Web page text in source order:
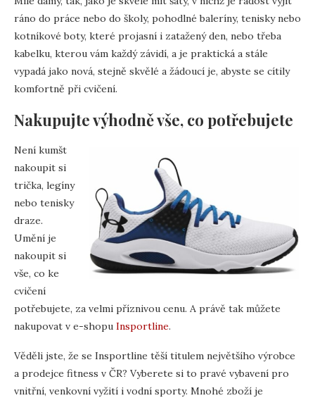
ráno do práce nebo do školy, pohodlné baleríny, tenisky nebo
kotníkové boty, které projasní i zatažený den, nebo třeba
kabelku, kterou vám každý závidí, a je praktická a stále
vypadá jako nová, stejně skvělé a žádoucí je, abyste se cítily
komfortně při cvičení.
Nakupujte výhodně vše, co potřebujete
Není kumšt
nakoupit si
trička, legíny
nebo tenisky
draze.
Umění je
nakoupit si
vše, co ke
cvičení
potřebujete, za velmi příznivou cenu. A právě tak můžete
nakupovat v e-shopu Insportline.
Věděli jste, že se Insportline těší titulem největšího výrobce
a prodejce fitness v ČR? Vyberete si to pravé vybavení pro
vnitřní, venkovní vyžití i vodní sporty. Mnohé zboží je